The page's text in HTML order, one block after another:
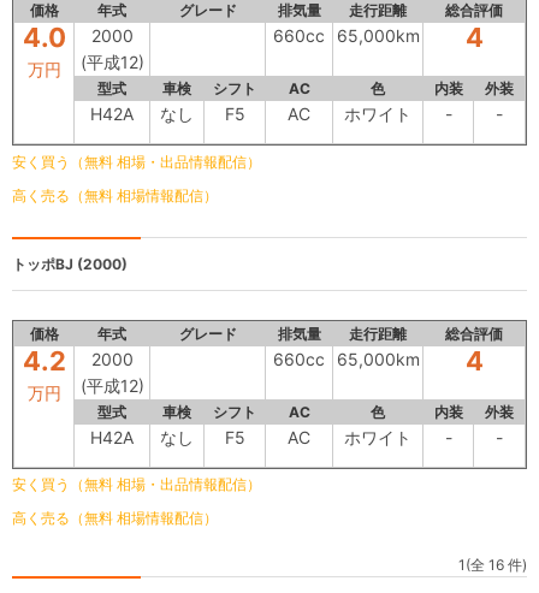
価格 年式 グレード 排気量 走行距離 総合評価
4.0
万円
2000
(平成12)
660cc 65,000km 4
型式 車検 シフト AC 色 内装 外装
H42A なし F5 AC ホワイト - -
安く買う（無料 相場・出品情報配信）
高く売る（無料 相場情報配信）
トッポBJ (2000)
価格 年式 グレード 排気量 走行距離 総合評価
4.2
万円
2000
(平成12)
660cc 65,000km 4
型式 車検 シフト AC 色 内装 外装
H42A なし F5 AC ホワイト - -
安く買う（無料 相場・出品情報配信）
高く売る（無料 相場情報配信）
1(全 16 件)